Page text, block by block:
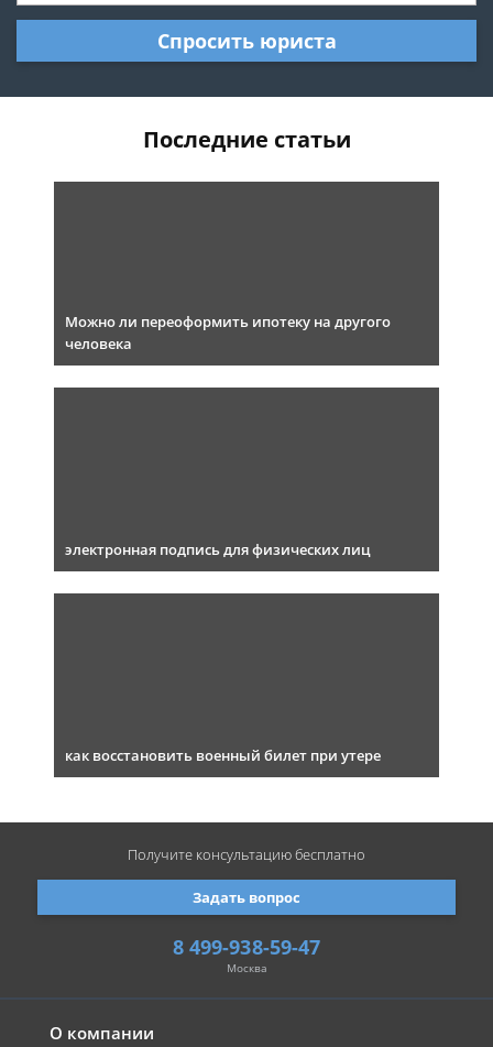
Спросить юриста
Последние статьи
Можно ли переоформить ипотеку на другого
человека
электронная подпись для физических лиц
как восстановить военный билет при утере
О компании
8 499-938-59-47
Москва
Задать вопрос
Получите консультациюбесплатно